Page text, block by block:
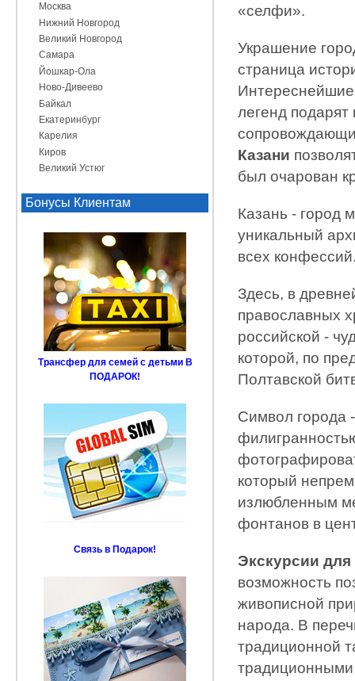
«селфи».
Украшение
страница
легенд
Казани
был очарован
Казань - город
уникальный
всех
Здесь, в
православных
российской -
которой, по
Полтавской
Символ города
который
излюбленным
фонтанов в
Экскурсии
возможность
живописной
народа. В
традиционной
Москва
Нижний Новгород
Великий Новгород
Самара
Йошкар-Ола
Ново-Дивеево
Байкал
Екатеринбург
Карелия
Киров
Великий Устюг
Бонусы Клиентам
Трансфер для семей с детьми В
ПОДАРОК!
Связь в Подарок!